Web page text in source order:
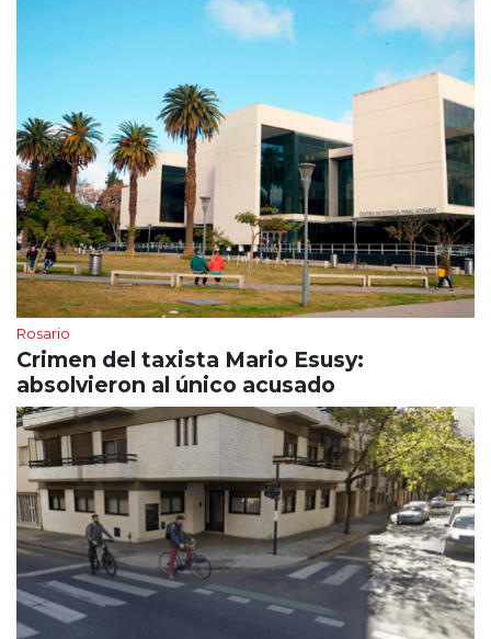
Rosario
Crimen del taxista Mario Esusy:
absolvieron al único acusado